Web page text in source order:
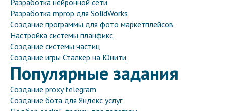
Разработка нейронной сети
Разработка mprop для SolidWorks
Создание программы для фото маркетплейсов
Настройка системы планфикс
Создание системы частиц
Создание игры Сталкер на Юнити
Популярные задания
Создание proxy telegram
Создание бота для Яндекс услуг